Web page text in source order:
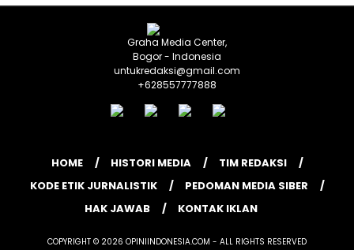
Graha Media Center,
Bogor - Indonesia
untukredaksi@gmail.com
+628557777888
HOME HISTORI MEDIA
TIM REDAKSI
KODE ETIK JURNALISTIK
PEDOMAN MEDIA SIBER
HAK JAWAB
KONTAK IKLAN
COPYRIGHT © 2026 OPINIINDONESIA.COM - ALL RIGHTS RESERVED